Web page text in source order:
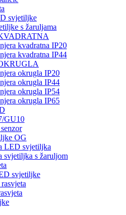
svjetiljke
s žaruljama
kvadratna IP20
kvadratna IP44
okrugla IP20
okrugla IP44
okrugla IP54
okrugla IP65
GU10
OG
LED svjetiljka
svjetiljka s žaruljom
svjetiljke